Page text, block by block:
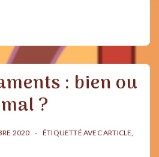
: bien ou
mal ?
2020 ÉTIQUETTÉ AVECARTICLE,